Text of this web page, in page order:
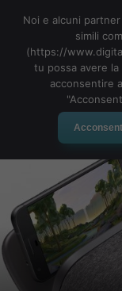
Noi e alcuni
simili
(https://
tu possa avere
acconsentire